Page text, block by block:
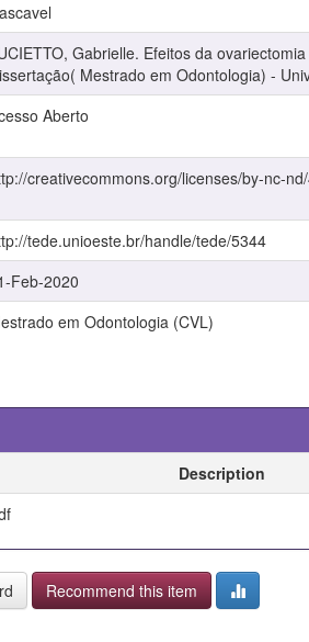
Gabrielle. Efeitos da
Mestrado em Odontologia) -
Aberto
creativecommons.org/licenses/by-nc-
tede.unioeste.br/handle/tede/5344
Feb-2020
em Odontologia (CVL)
Description
Recommend this item